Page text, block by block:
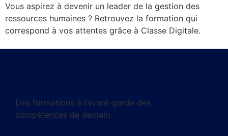
Vous aspirez à devenir un leader de la gestion des
ressources humaines ? Retrouvez la formation qui
correspond à vos attentes grâce à Classe Digitale.
Des formations à l’avant-garde des
compétences de demain.